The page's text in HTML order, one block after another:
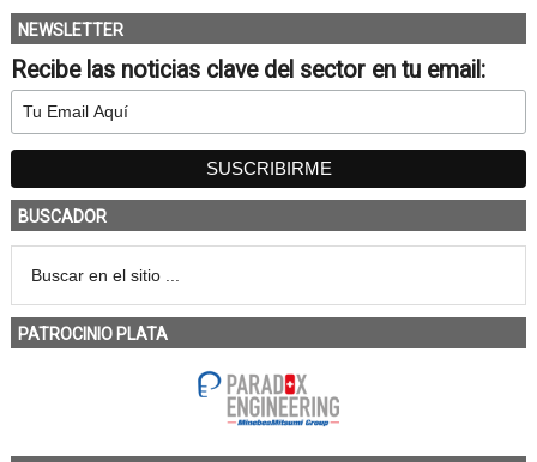
NEWSLETTER
Recibe las noticias clave del sector en tu email:
BUSCADOR
PATROCINIO PLATA